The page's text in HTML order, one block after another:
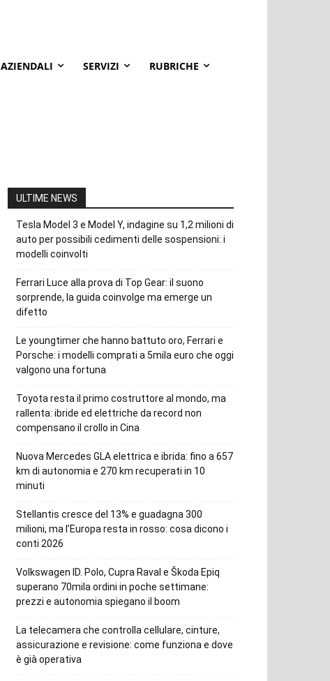
AZIENDALI SERVIZI RUBRICHE
ULTIME NEWS
Tesla Model 3 e Model Y, indagine su 1,2 milioni di
auto per possibili cedimenti delle sospensioni: i
modelli coinvolti
Ferrari Luce alla prova di Top Gear: il suono
sorprende, la guida coinvolge ma emerge un
difetto
Le youngtimer che hanno battuto oro, Ferrari e
Porsche: i modelli comprati a 5mila euro che oggi
valgono una fortuna
Toyota resta il primo costruttore al mondo, ma
rallenta: ibride ed elettriche da record non
compensano il crollo in Cina
Nuova Mercedes GLA elettrica e ibrida: fino a 657
km di autonomia e 270 km recuperati in 10
minuti
Stellantis cresce del 13% e guadagna 300
milioni, ma l’Europa resta in rosso: cosa dicono i
conti 2026
Volkswagen ID. Polo, Cupra Raval e Škoda Epiq
superano 70mila ordini in poche settimane:
prezzi e autonomia spiegano il boom
La telecamera che controlla cellulare, cinture,
assicurazione e revisione: come funziona e dove
è già operativa